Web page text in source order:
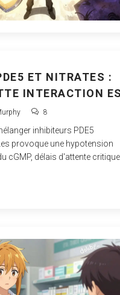
ET NITRATES :
INTERACTION
8
inhibiteurs PDE5
provoque une hypotension
cGMP, délais d'attente